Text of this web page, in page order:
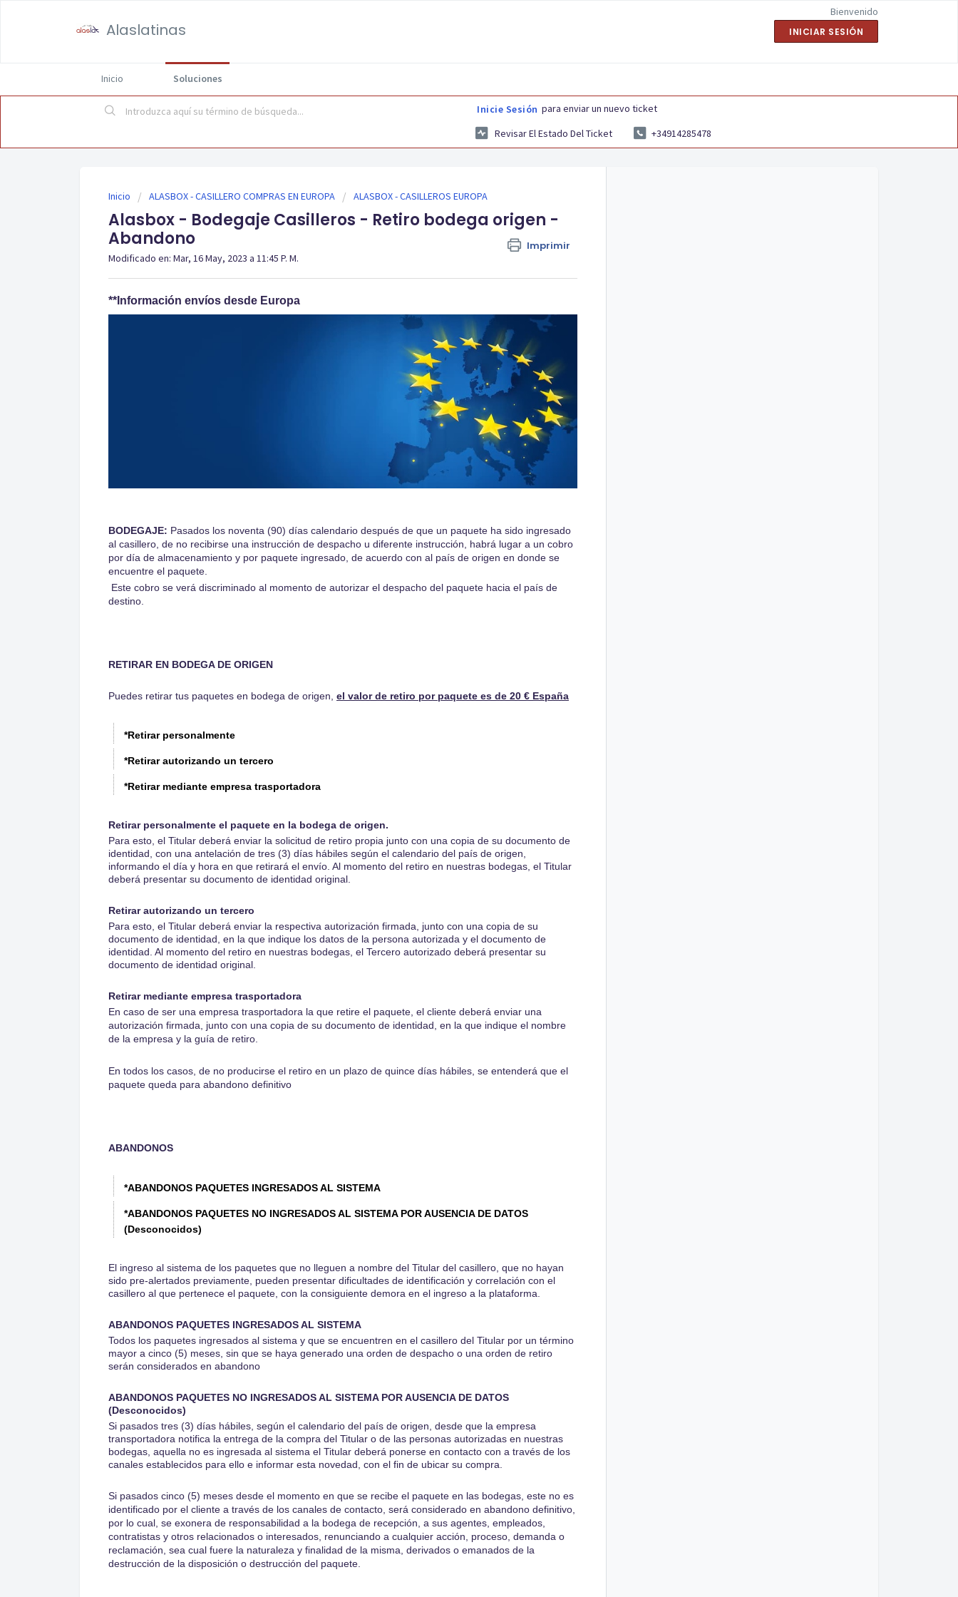
Alaslatinas
Bienvenido
INICIAR SESIÓN
Inicio Soluciones
Inicie Sesión para enviar un nuevo ticket
Revisar El Estado Del Ticket
+34914285478
Inicio ALASBOX - CASILLERO COMPRAS EN EUROPA ALASBOX - CASILLEROS EUROPA
Alasbox - Bodegaje Casilleros - Retiro bodega origen -
Abandono
Imprimir
Modificado en: Mar, 16 May, 2023 a 11:45 P. M.
**Información envíos desde Europa
BODEGAJE: Pasados los noventa (90) días calendario después de que un paquete ha sido ingresado
al casillero, de no recibirse una instrucción de despacho u diferente instrucción, habrá lugar a un cobro
por día de almacenamiento y por paquete ingresado, de acuerdo con al país de origen en donde se
encuentre el paquete.
Este cobro se verá discriminado al momento de autorizar el despacho del paquete hacia el país de
destino.
RETIRAR EN BODEGA DE ORIGEN
Puedes retirar tus paquetes en bodega de origen, el valor de retiro por paquete es de 20 € España
*Retirar personalmente
*Retirar autorizando un tercero
*Retirar mediante empresa trasportadora
Retirar personalmente el paquete en la bodega de origen.
Para esto, el Titular deberá enviar la solicitud de retiro propia junto con una copia de su documento de
identidad, con una antelación de tres (3) días hábiles según el calendario del país de origen,
informando el día y hora en que retirará el envío. Al momento del retiro en nuestras bodegas, el Titular
deberá presentar su documento de identidad original.
Retirar autorizando un tercero
Para esto, el Titular deberá enviar la respectiva autorización firmada, junto con una copia de su
documento de identidad, en la que indique los datos de la persona autorizada y el documento de
identidad. Al momento del retiro en nuestras bodegas, el Tercero autorizado deberá presentar su
documento de identidad original.
Retirar mediante empresa trasportadora
En caso de ser una empresa trasportadora la que retire el paquete, el cliente deberá enviar una
autorización firmada, junto con una copia de su documento de identidad, en la que indique el nombre
de la empresa y la guía de retiro.
En todos los casos, de no producirse el retiro en un plazo de quince días hábiles, se entenderá que el
paquete queda para abandono definitivo
ABANDONOS
*ABANDONOS PAQUETES INGRESADOS AL SISTEMA
*ABANDONOS PAQUETES NO INGRESADOS AL SISTEMA POR AUSENCIA DE DATOS
(Desconocidos)
El ingreso al sistema de los paquetes que no lleguen a nombre del Titular del casillero, que no hayan
sido pre-alertados previamente, pueden presentar dificultades de identificación y correlación con el
casillero al que pertenece el paquete, con la consiguiente demora en el ingreso a la plataforma.
ABANDONOS PAQUETES INGRESADOS AL SISTEMA
Todos los paquetes ingresados al sistema y que se encuentren en el casillero del Titular por un término
mayor a cinco (5) meses, sin que se haya generado una orden de despacho o una orden de retiro
serán considerados en abandono
ABANDONOS PAQUETES NO INGRESADOS AL SISTEMA POR AUSENCIA DE DATOS
(Desconocidos)
Si pasados tres (3) días hábiles, según el calendario del país de origen, desde que la empresa
transportadora notifica la entrega de la compra del Titular o de las personas autorizadas en nuestras
bodegas, aquella no es ingresada al sistema el Titular deberá ponerse en contacto con a través de los
canales establecidos para ello e informar esta novedad, con el fin de ubicar su compra.
Si pasados cinco (5) meses desde el momento en que se recibe el paquete en las bodegas, este no es
identificado por el cliente a través de los canales de contacto, será considerado en abandono definitivo,
por lo cual, se exonera de responsabilidad a la bodega de recepción, a sus agentes, empleados,
contratistas y otros relacionados o interesados, renunciando a cualquier acción, proceso, demanda o
reclamación, sea cual fuere la naturaleza y finalidad de la misma, derivados o emanados de la
destrucción de la disposición o destrucción del paquete.